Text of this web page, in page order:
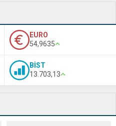
EURO
54,9635
BİST
13.703,13